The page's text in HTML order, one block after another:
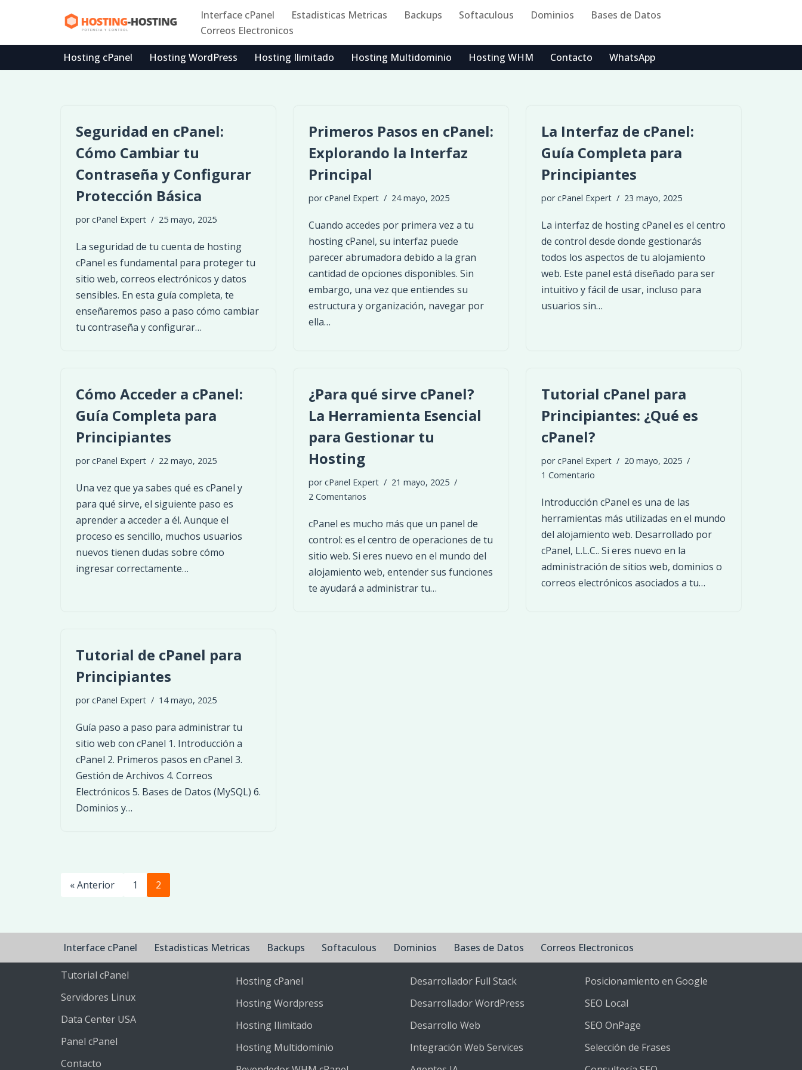
al
Interface cPanel Estadisticas Metricas Backups Softaculous Dominios
Bases de Datos
Correos Electronicos
Hosting cPanel Hosting WordPress Hosting Ilimitado Hosting Multidominio Hosting WHM Contacto WhatsApp
Seguridad en cPanel:
Cómo Cambiar tu
Contraseña y Configurar
Protección Básica
porcPanel Expert 25 mayo, 2025
La seguridad de tu cuenta de hosting
cPanel es fundamental para proteger tu
sitio web, correos electrónicos y datos
sensibles. En esta guía completa, te
enseñaremos paso a paso cómo cambiar
tu contraseña y configurar…
Primeros Pasos en cPanel:
Explorando la Interfaz
Principal
porcPanel Expert 24 mayo, 2025
Cuando accedes por primera vez a tu
hosting cPanel, su interfaz puede
parecer abrumadora debido a la gran
cantidad de opciones disponibles. Sin
embargo, una vez que entiendes su
estructura y organización, navegar por
ella…
La Interfaz de cPanel:
Guía Completa para
Principiantes
porcPanel Expert 23 mayo, 2025
La interfaz de hosting cPanel es el centro
de control desde donde gestionarás
todos los aspectos de tu alojamiento
web. Este panel está diseñado para ser
intuitivo y fácil de usar, incluso para
usuarios sin…
Cómo Acceder a cPanel:
Guía Completa para
Principiantes
porcPanel Expert 22 mayo, 2025
Una vez que ya sabes qué es cPanel y
para qué sirve, el siguiente paso es
aprender a acceder a él. Aunque el
proceso es sencillo, muchos usuarios
nuevos tienen dudas sobre cómo
ingresar correctamente…
¿Para qué sirve cPanel?
La Herramienta Esencial
para Gestionar tu
Hosting
porcPanel Expert
21 mayo, 2025
2 Comentarios
cPanel es mucho más que un panel de
control: es el centro de operaciones de tu
sitio web. Si eres nuevo en el mundo del
alojamiento web, entender sus funciones
te ayudará a administrar tu…
Tutorial cPanel para
Principiantes: ¿Qué es
cPanel?
porcPanel Expert
20 mayo, 2025
1 Comentario
Introducción cPanel es una de las
herramientas más utilizadas en el mundo
del alojamiento web. Desarrollado por
cPanel, L.L.C.. Si eres nuevo en la
administración de sitios web, dominios o
correos electrónicos asociados a tu…
Tutorial de cPanel para
Principiantes
porcPanel Expert 14 mayo, 2025
Guía paso a paso para administrar tu
sitio web con cPanel 1. Introducción a
cPanel 2. Primeros pasos en cPanel 3.
Gestión de Archivos 4. Correos
Electrónicos 5. Bases de Datos (MySQL) 6.
Dominios y…
« Anterior 1 2
Interface cPanel Estadisticas Metricas Backups Softaculous Dominios Bases de Datos Correos Electronicos
Tutorial cPanel
Servidores Linux
Data Center USA
Panel cPanel
Contacto
Hosting cPanel
Hosting Wordpress
Hosting Ilimitado
Hosting Multidominio
Desarrollador Full Stack
Desarrollador WordPress
Desarrollo Web
Integración Web Services
Posicionamiento en Google
SEO Local
SEO OnPage
Selección de Frases